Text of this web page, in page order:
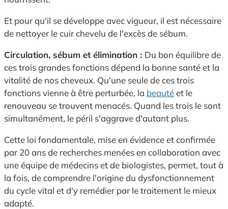
Et pour qu'il se développe avec vigueur, il est nécessaire
de nettoyer le cuir chevelu de l'excès de sébum.
Circulation, sébum et élimination : Du bon équilibre de
ces trois grandes fonctions dépend la bonne santé et la
vitalité de nos cheveux. Qu'une seule de ces trois
fonctions vienne à être perturbée, la beautéet le
renouveau se trouvent menacés. Quand les trois le sont
simultanément, le péril s'aggrave d'autant plus.
Cette loi fondamentale, mise en évidence et confirmée
par 20 ans de recherches menées en collaboration avec
une équipe de médecins et de biologistes, permet, tout à
la fois, de comprendre l'origine du dysfonctionnement
du cycle vital et d'y remédier par le traitement le mieux
adapté.